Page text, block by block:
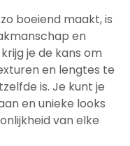
boeiend maakt, is
en
je de kans om
en lengtes te
is. Je kunt je
en unieke looks
van elke